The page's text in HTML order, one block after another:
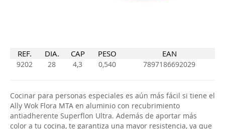
REF. DIA. CAP PESO EAN
9202 28 4,3 0,540 7897186692029
Cocinar para personas especiales es aún más fácil si tiene el
Ally Wok Flora MTA en aluminio con recubrimiento
antiadherente Superflon Ultra. Además de aportar más
color a tu cocina, te garantiza una mayor resistencia, ya que